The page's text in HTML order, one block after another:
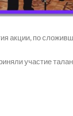
акции, по
участие